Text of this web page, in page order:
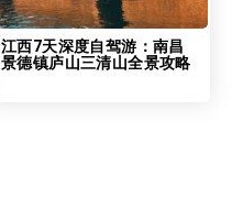
江西7天深度自驾游：南昌
景德镇庐山三清山全景攻略